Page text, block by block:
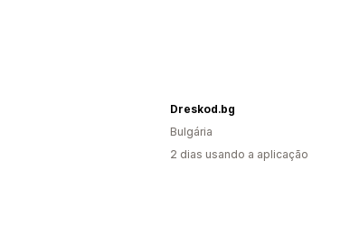
Dreskod.bg
Bulgária
2 dias usando a aplicação